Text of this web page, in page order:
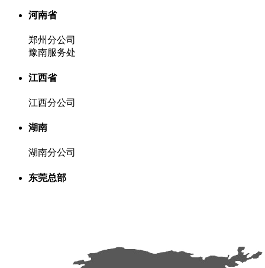
河南省
郑州分公司
豫南服务处
江西省
江西分公司
湖南
湖南分公司
东莞总部